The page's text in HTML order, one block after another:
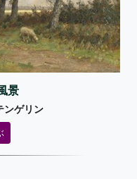
景
ンゲリン